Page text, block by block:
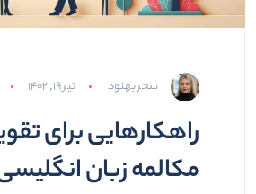
سحر بهنود تیر ۱۹, ۱۴۰۲
راهکارهایی برای
مکالمه زبان